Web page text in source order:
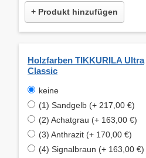
+ Produkt hinzufügen
Holzfarben TIKKURILA Ultra
Classic
keine
(1) Sandgelb (+ 217,00 €)
(2) Achatgrau (+ 163,00 €)
(3) Anthrazit (+ 170,00 €)
(4) Signalbraun (+ 163,00 €)